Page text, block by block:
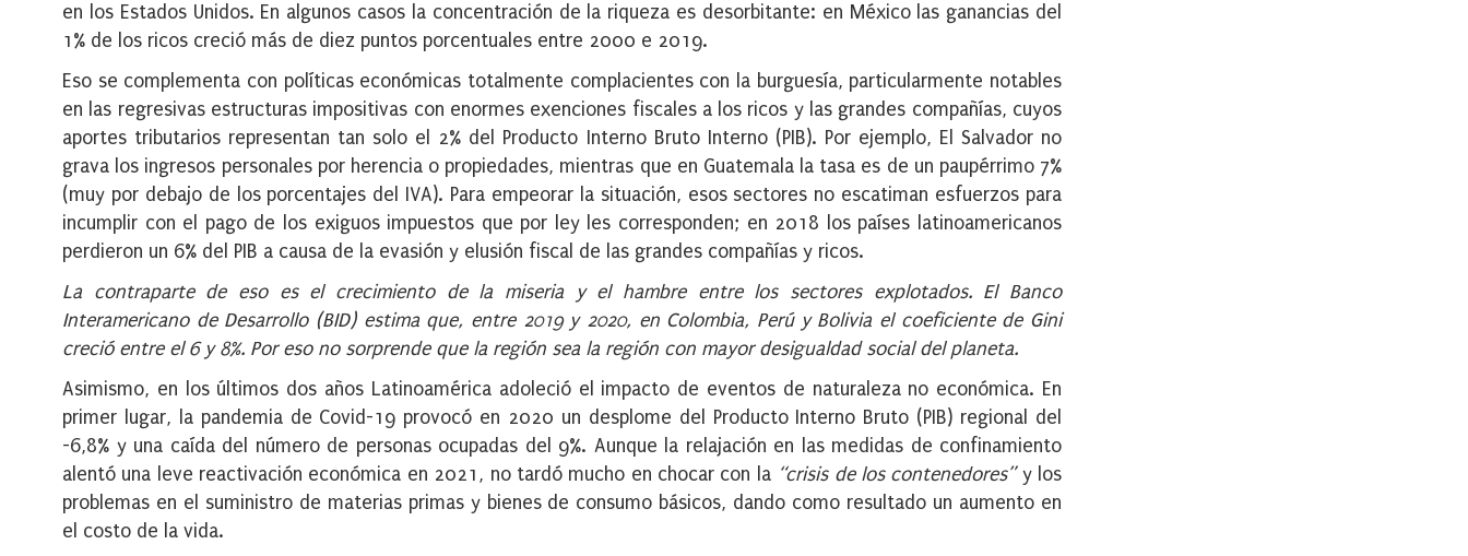
en los Estados Unidos. En algunos casos la concentración de la riqueza es desorbitante: en México las ganancias del
1% de los ricos creció más de diez puntos porcentuales entre 2000 e 2019.
Eso se complementa con políticas económicas totalmente complacientes con la burguesía, particularmente notables
en las regresivas estructuras impositivas con enormes exenciones fiscales a los ricos y las grandes compañías, cuyos
aportes tributarios representan tan solo el 2% del Producto Interno Bruto Interno (PIB). Por ejemplo, El Salvador no
grava los ingresos personales por herencia o propiedades, mientras que en Guatemala la tasa es de un paupérrimo 7%
(muy por debajo de los porcentajes del IVA). Para empeorar la situación, esos sectores no escatiman esfuerzos para
incumplir con el pago de los exiguos impuestos que por ley les corresponden; en 2018 los países latinoamericanos
perdieron un 6% del PIB a causa de la evasión y elusión fiscal de las grandes compañías y ricos.
La contraparte de eso es el crecimiento de la miseria y el hambre entre los sectores explotados. El Banco
Interamericano de Desarrollo (BID) estima que, entre 2019 y 2020, en Colombia, Perú y Bolivia el coeficiente de Gini
creció entre el 6 y 8%. Por eso no sorprende que la región sea la región con mayor desigualdad social del planeta.
Asimismo, en los últimos dos años Latinoamérica adoleció el impacto de eventos de naturaleza no económica. En
primer lugar, la pandemia de Covid-19 provocó en 2020 un desplome del Producto Interno Bruto (PIB) regional del
-6,8% y una caída del número de personas ocupadas del 9%. Aunque la relajación en las medidas de confinamiento
alentó una leve reactivación económica en 2021, no tardó mucho en chocar con la “crisis de los contenedores”y los
problemas en el suministro de materias primas y bienes de consumo básicos, dando como resultado un aumento en
el costo de la vida.